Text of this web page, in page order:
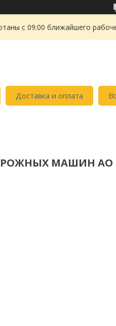
с 09:00 ближайшего
Доставка и оплата
МАШИН АО